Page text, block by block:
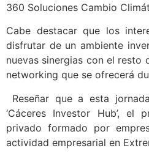
360 Soluciones Cambio
Cabe destacar que los
disfrutar de un ambiente
nuevas sinergias con el resto
networking que se ofrecerá
Reseñar que a esta
‘Cáceres Investor Hub’, el
privado formado por
actividad empresarial en